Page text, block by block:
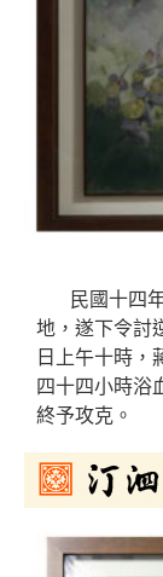
民國十四年
地，遂下令討
日上午十時，
四十四小時浴
終予攻克。